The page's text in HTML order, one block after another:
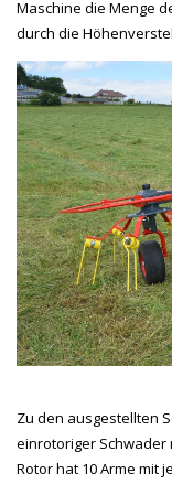
Maschine die Menge
durch die
Zu den ausgestellten
einrotoriger Schwader
Rotor hat 10 Arme mit